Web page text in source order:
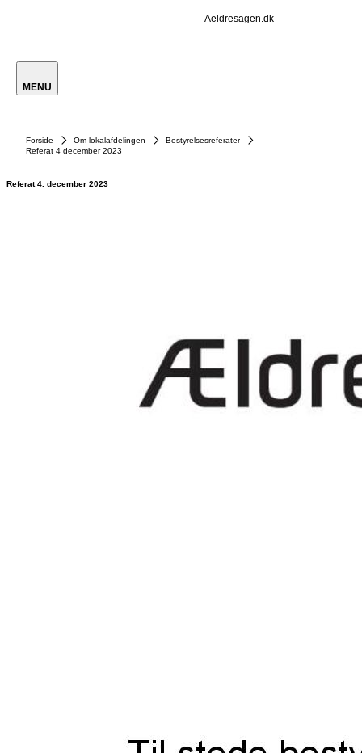
Aeldresagen.dk
MENU
Forside Om lokalafdelingen
Bestyrelsesreferater
Referat 4 december 2023
Referat 4. december 2023